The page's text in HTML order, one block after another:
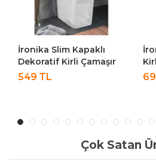
İronika Slim Kapaklı
Dekoratif Kirli Çamaşır
Sepeti 45 Litre - Beyaz
549 TL
Çok Satan